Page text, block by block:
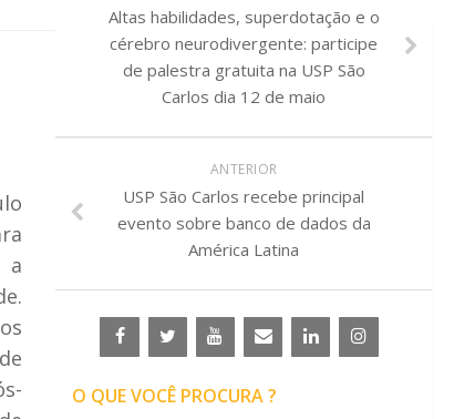
a
Altas habilidades, superdotação e o
cérebro neurodivergente: participe
de palestra gratuita na USP São
Carlos dia 12 de maio
ANTERIOR
USP São Carlos recebe principal
evento sobre banco de dados da
América Latina
O QUE VOCÊ PROCURA ?